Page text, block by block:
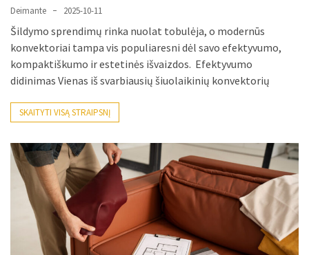
Deimante 2025-10-11
Šildymo sprendimų rinka nuolat tobulėja, o modernūs
konvektoriai tampa vis populiaresni dėl savo efektyvumo,
kompaktiškumo ir estetinės išvaizdos. Efektyvumo
didinimas Vienas iš svarbiausių šiuolaikinių konvektorių
SKAITYTI VISĄ STRAIPSNĮ